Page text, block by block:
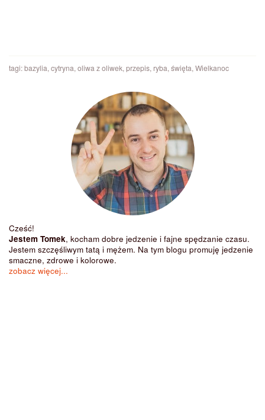
tagi:bazylia, cytryna, oliwa z oliwek, przepis, ryba, święta, Wielkanoc
Cześć!
Jestem Tomek, kocham dobre jedzenie i fajne spędzanie czasu.
Jestem szczęśliwym tatą i mężem. Na tym blogu promuję jedzenie
smaczne, zdrowe i kolorowe.
zobacz więcej...